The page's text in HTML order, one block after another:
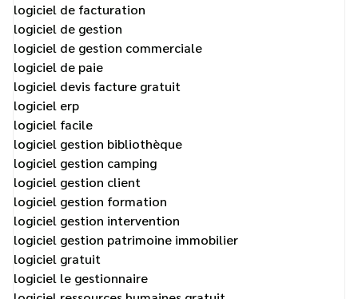
logiciel de facturation
logiciel de gestion
logiciel de gestion commerciale
logiciel de paie
logiciel devis facture gratuit
logiciel erp
logiciel facile
logiciel gestion bibliothèque
logiciel gestion camping
logiciel gestion client
logiciel gestion formation
logiciel gestion intervention
logiciel gestion patrimoine immobilier
logiciel gratuit
logiciel le gestionnaire